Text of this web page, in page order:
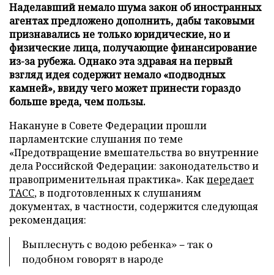
Наделавший немало шума закон об иностранных
агентах предложено дополнить, дабы таковыми
признавались не только юридические, но и
физические лица, получающие финансирование
из-за рубежа. Однако эта здравая на первый
взгляд идея содержит немало «подводных
камней», ввиду чего может принести гораздо
больше вреда, чем пользы.
Накануне в Совете Федерации прошли
парламентские слушания по теме
«Предотвращение вмешательства во внутренние
дела Российской Федерации: законодательство и
правоприменительная практика». Какпередает
ТАСС, в подготовленных к слушаниям
документах, в частности, содержится следующая
рекомендация:
Выплеснуть с водою ребенка» – так о
подобном говорят в народе